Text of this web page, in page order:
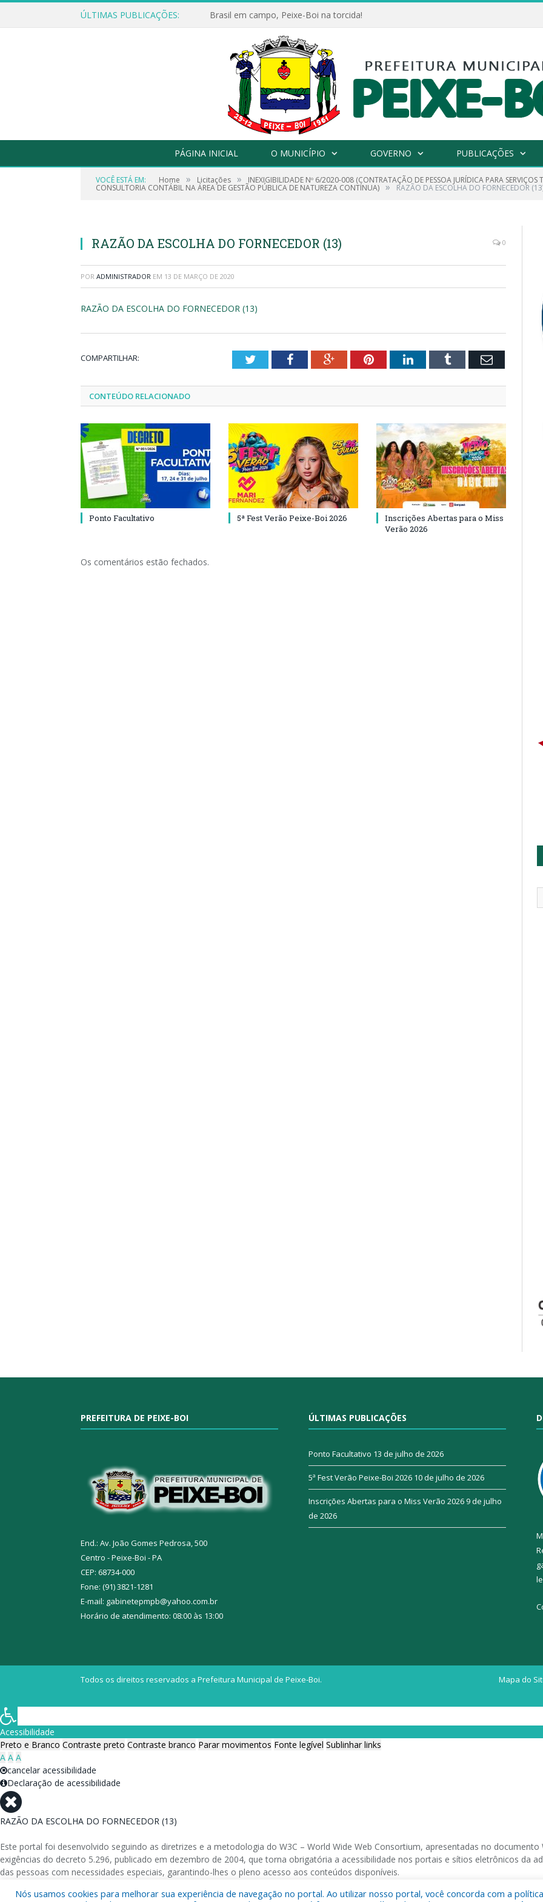
ÚLTIMAS PUBLICAÇÕES: Brasil em campo, Peixe-Boi na torcida!
PÁGINA INICIAL O MUNICÍPIO GOVERNO PUBLICAÇÕES
VOCÊ ESTÁ EM: Home » Licitações » INEXIGIBILIDADE Nº 6/2020-008 (CONTRATAÇÃO DE PESSOA JURÍDICA PARA SERVIÇOS
CONSULTORIA CONTÁBIL NA ÁREA DE GESTÃO PÚBLICA DE NATUREZA CONTÍNUA) » RAZÃO DA ESCOLHA DO FORNECEDOR
RAZÃO DA ESCOLHA DO FORNECEDOR (13) 0
POR ADMINISTRADOR EM 13 DE MARÇO DE 2020
RAZÃO DA ESCOLHA DO FORNECEDOR (13)
COMPARTILHAR: TwitterFacebookGoogle+PinterestLinkedInTumblr Email
CONTEÚDO RELACIONADO
Ponto Facultativo 5ª Fest Verão Peixe-Boi 2026
Inscrições Abertas para o Miss
Verão 2026
Os comentários estão fechados.
PREFEITURA DE PEIXE-BOI
End.: Av. João Gomes Pedrosa, 500
Centro - Peixe-Boi - PA
CEP: 68734-000
Fone: (91) 3821-1281
E-mail: gabinetepmpb@yahoo.com.br
Horário de atendimento: 08:00 às 13:00
ÚLTIMAS PUBLICAÇÕES
Ponto Facultativo 13 de julho de 2026
5ª Fest Verão Peixe-Boi 2026 10 de julho de 2026
Inscrições Abertas para o Miss Verão 20269 de julho
de 2026
Todos os direitos reservados a Prefeitura Municipal de Peixe-Boi. Mapa do
Nós usamos cookies para melhorar sua experiência de navegação no portal. Ao utilizar nosso portal, você concorda com a
Acessibilidade
Preto e Branco Contraste preto Contraste branco Parar movimentos Fonte legível Sublinhar links
A A A
cancelar acessibilidade
Declaração de acessibilidade
RAZÃO DA ESCOLHA DO FORNECEDOR (13)
Este portal foi desenvolvido seguindo as diretrizes e a metodologia do W3C – World Wide Web Consortium, apresentadas no
exigências do decreto 5.296, publicado em dezembro de 2004, que torna obrigatória a acessibilidade nos portais e sítios eletrônicos da
das pessoas com necessidades especiais, garantindo-lhes o pleno acesso aos conteúdos disponíveis.
Além de validações automáticas, foram realizados testes em diversos navegadores e através do utilitário de acesso a Internet do